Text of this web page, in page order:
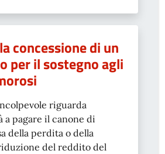
concessione di un
per il sostegno agli
riguarda
a pagare il canone di
della perdita o della
del reddito del